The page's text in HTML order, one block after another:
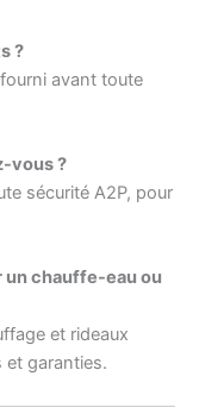
?
avant toute
vous ?
sécurité A2P, pour
un chauffe-eau ou
et rideaux
et garanties.